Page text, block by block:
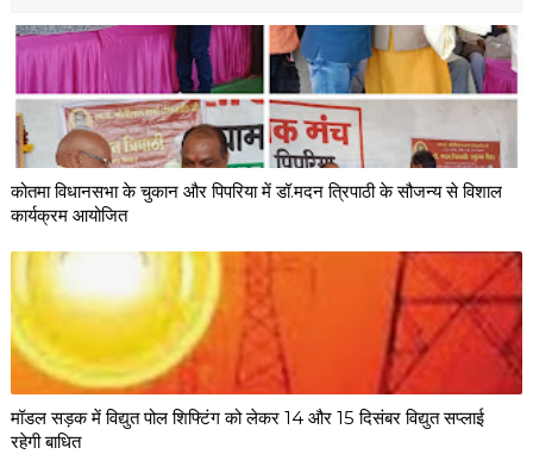
कोतमा विधानसभा के चुकान और पिपरिया में डॉ.मदन त्रिपाठी के सौजन्य से विशाल
कार्यक्रम आयोजित
मॉडल सड़क में विद्युत पोल शिफ्टिंग को लेकर 14 और 15 दिसंबर विद्युत सप्लाई
रहेगी बाधित